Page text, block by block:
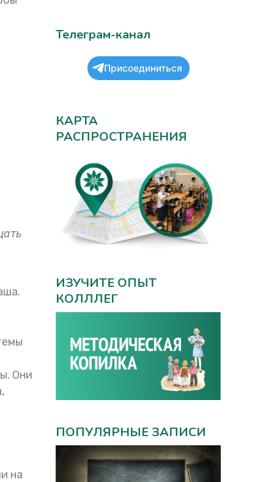
Они
на
Телеграм-канал
Присоединиться
КАРТА
РАСПРОСТРАНЕНИЯ
ИЗУЧИТЕ ОПЫТ
КОЛЛЛЕГ
ПОПУЛЯРНЫЕ ЗАПИСИ